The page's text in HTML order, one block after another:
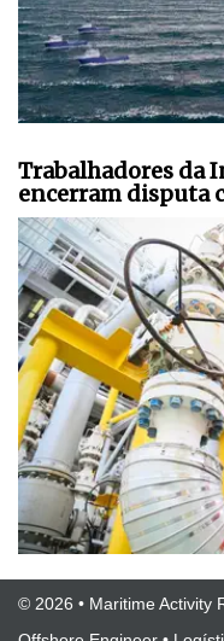
Trabalhadores da
encerram disputa
© 2026 • Maritime Activity